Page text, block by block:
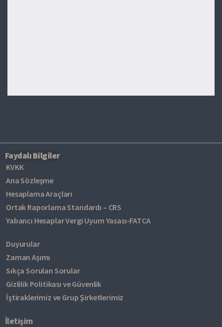
Faydalı Bilgiler
KVKK
Ana Sözleşme
Hesaplama Araçları
Ortak Raporlama Standardı – CRS
Yabancı Hesaplar Vergi Uyum Yasası-FATCA
Duyurular
Zaman Aşımı
Sıkça Sorulan Sorular
Gizlilik Politikası ve Güvenlik
İştiraklerimiz ve Grup Şirketlerimiz
İletişim